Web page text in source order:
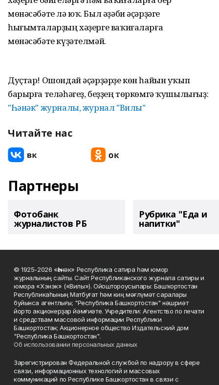
мөнәсәбәте лә юҡ. Был әҙәби әҫәрҙәге
һығымталарҙың хәҙерге ваҡиғаларға
мөнәсәбәте күҙәтелмәй.
Дуҫтар! Ошондай әҫәрҙәрҙе көн һайын уҡып
барырға теләһәгеҙ, беҙҙең төркөмгә ҡушылығыҙ:
"Һәнәк" журналы, журнал "Вилы"
Читайте нас
Партнеры
Фотобанк
журналистов РБ
Рубрика "Еда и
напитки"
© 1925-2026 «Һәнәк» Республика сатира һәм юмор
журналының сайты. Сайт Республиканского журнала сатиры и
юмора «Хэнэк» («Вилы»). Ойоштороусылары: Башҡортостан
Республикаһының Матбуғат һәм киң мәғлүмәт саралары
буйынса агентлығы; "Республика Башкортостан" нәшриәт
йорто акционерҙар йәмғиәте. Учредители: Агентство по печати
и средствам массовой информации Республики
Башкортостан; Акционерное общество Издательский дом
"Республика Башкортостан".
Об использовании персональных данных
Зарегистрирован Федеральной службой по надзору в сфере
связи, информационных технологий и массовых
коммуникаций по Республике Башкортостан в связи с